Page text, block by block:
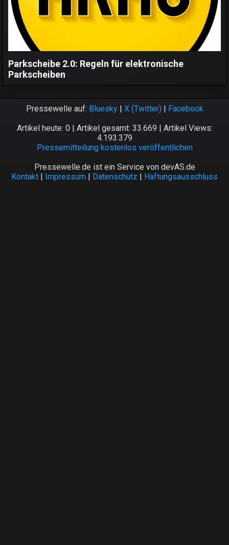
Parkscheibe 2.0: Regeln für elektronische
Parkscheiben
Pressewelle auf: Bluesky| X (Twitter)| Facebook
Artikel heute: 0 | Artikel gesamt: 33.669 | Artikel Views:
4.193.379
Pressemitteilung kostenlos veröffentlichen
Pressewelle.de ist ein Service von devAS.de
Kontakt | Impressum | Datenschutz | Haftungsausschluss